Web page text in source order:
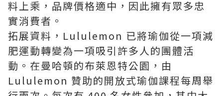
料上乘，品牌價格適中，因此擁有眾多忠
實消費者。
拓展資料，Lululemon 已將瑜伽從一項減
肥運動轉變為一項吸引許多人的團體活
動。在曼哈頓的布萊恩特公園，由
Lululemon 贊助的開放式瑜伽課程每周舉